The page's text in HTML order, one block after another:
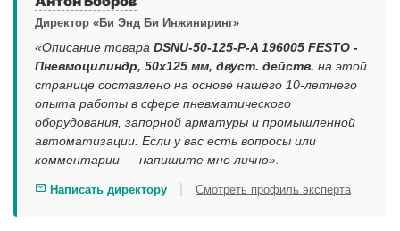
Директор «Би Энд Би Инжиниринг»
«Описание товара DSNU-50-125-P-A 196005 FESTO -
Пневмоцилиндр, 50x125 мм, двуст. действ. на этой
странице составлено на основе нашего 10-летнего
опыта работы в сфере пневматического
оборудования, запорной арматуры и промышленной
автоматизации. Если у вас есть вопросы или
комментарии — напишите мне лично».
Написать директору Смотреть профиль эксперта